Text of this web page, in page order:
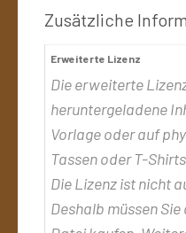
Zusätzliche
Erweiterte Lizenz
Die erweiterte
heruntergeladene
Vorlage oder auf
Tassen oder T-
Die Lizenz ist nicht
Deshalb müssen